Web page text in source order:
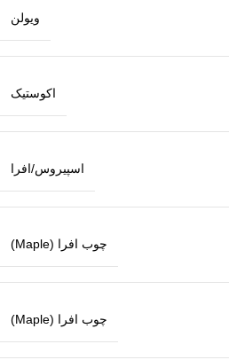
ویولن
اکوستیک
اسپیروس/افرا
چوب افرا (Maple)
چوب افرا (Maple)